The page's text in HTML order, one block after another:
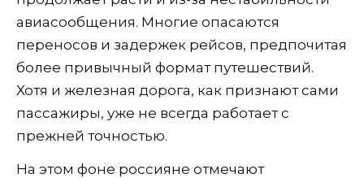
авиасообщения. Многие опасаются
переносов и задержек рейсов, предпочитая
более привычный формат путешествий.
Хотя и железная дорога, как признают сами
пассажиры, уже не всегда работает с
прежней точностью.
На этом фоне россияне отмечают